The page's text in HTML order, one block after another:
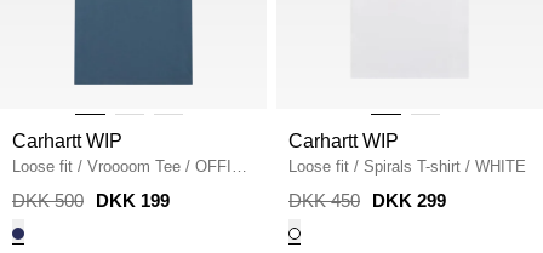
Carhartt WIP
Loose fit / Vroooom Tee / OFFICE
BLUE
DKK 500 DKK 199
Carhartt WIP
Loose fit / Spirals T-shirt / WHITE
DKK 450 DKK 299